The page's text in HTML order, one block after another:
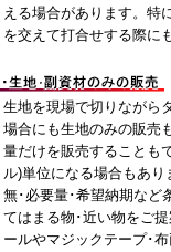
える場合があります。特
を交えて打合せする際に
生地を現場で切りながら
場合にも生地のみの販売
量だけを販売することも
ル)単位になる場合もあ
無･必要量･希望納期など
てはまる物･近い物をご
ールやマジックテープ･